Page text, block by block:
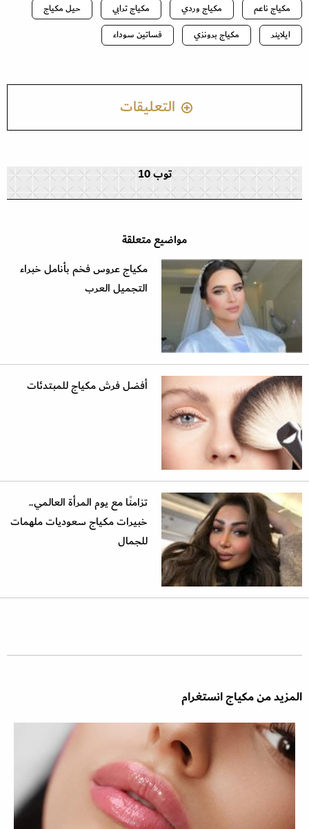
مكياج ناعم
مكياج وردي مكياج ترابي
حيل مكياج
ايلاينر
مكياج برونزي فساتين سوداء
التعليقات
توب 10
مواضيع متعلقة
مكياج عروس فخم بأنامل خبراء
التجميل العرب
أفضل فرش مكياج للمبتدئات
تزامنًا مع يوم المرأة العالمي..
خبيرات مكياج سعوديات ملهمات
للجمال
المزيد من مكياج انستغرام